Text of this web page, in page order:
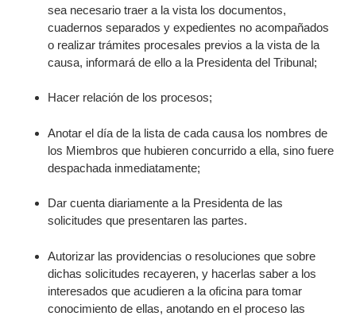
sea necesario traer a la vista los documentos,
cuadernos separados y expedientes no acompañados
o realizar trámites procesales previos a la vista de la
causa, informará de ello a la Presidenta del Tribunal;
Hacer relación de los procesos;
Anotar el día de la lista de cada causa los nombres de
los Miembros que hubieren concurrido a ella, sino fuere
despachada inmediatamente;
Dar cuenta diariamente a la Presidenta de las
solicitudes que presentaren las partes.
Autorizar las providencias o resoluciones que sobre
dichas solicitudes recayeren, y hacerlas saber a los
interesados que acudieren a la oficina para tomar
conocimiento de ellas, anotando en el proceso las